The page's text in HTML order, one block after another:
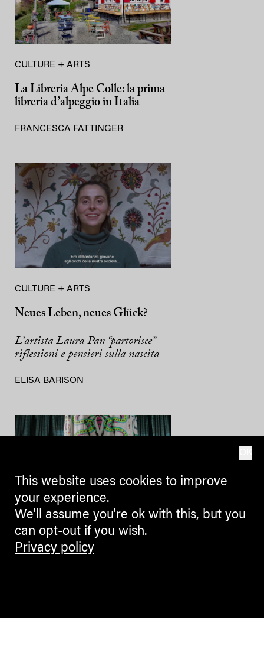
CULTURE + ARTS
La Libreria Alpe Colle: la prima
libreria d’alpeggio in Italia
FRANCESCA FATTINGER
CULTURE + ARTS
Neues Leben, neues Glück?
L’artista Laura Pan “partorisce”
riflessioni e pensieri sulla nascita
ELISA BARISON
BLOGGERS
ANDREAS HEILER
This website uses cookies to improve
your experience.
We'll assume you're ok with this, but you
can opt-out if you wish.
Privacy policy